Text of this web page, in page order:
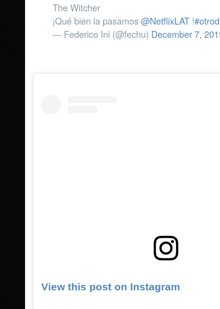
The Witcher
¡Qué bien la pasamos @NetflixLAT !
— Federico Ini (@fechu) December 7,
View this post on Instagram